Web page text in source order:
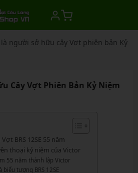
người sở hữu cây Vợt phiên bản Kỷ
Cây Vợt Phiên Bản Kỷ Niệm
BRS 12SE 55 năm
thoại kỷ niệm của Victor
55 năm thành lập Victor
biểu tượng BRS 12SE